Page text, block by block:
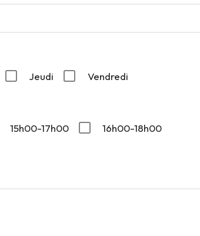
Jeudi Vendredi
15h00-17h00
16h00-18h00